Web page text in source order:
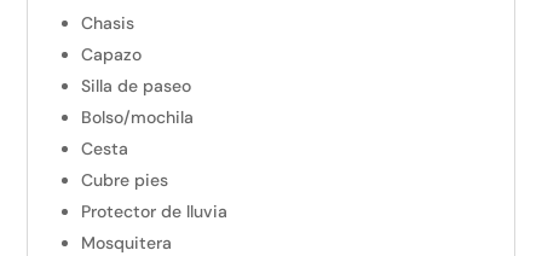
Chasis
Capazo
Silla de paseo
Bolso/mochila
Cesta
Cubre pies
Protector de lluvia
Mosquitera